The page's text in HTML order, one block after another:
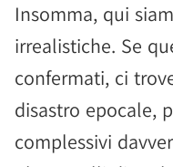
Insomma, qui
irrealistiche. Se
confermati, ci
disastro epocale,
complessivi